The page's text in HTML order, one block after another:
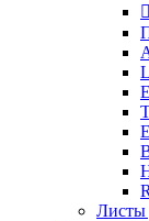
Листы